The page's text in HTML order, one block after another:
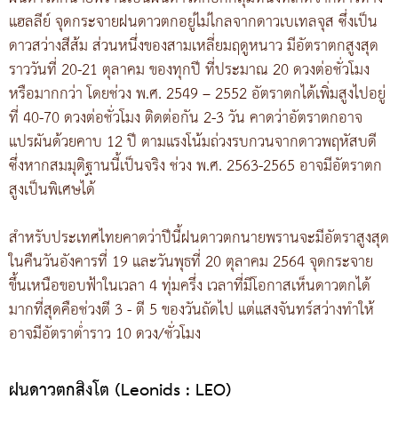
แฮลลีย์ จุดกระจายฝนดาวตกอยู่ไม่ไกลจากดาวเบเทลจุส ซึ่งเป็น
ดาวสว่างสีส้ม ส่วนหนึ่งของสามเหลี่ยมฤดูหนาว มีอัตราตกสูงสุด
ราววันที่ 20-21 ตุลาคม ของทุกปี ที่ประมาณ 20 ดวงต่อชั่วโมง
หรือมากกว่า โดยช่วง พ.ศ. 2549 – 2552 อัตราตกได้เพิ่มสูงไปอยู่
ที่ 40-70 ดวงต่อชั่วโมง ติดต่อกัน 2-3 วัน คาดว่าอัตราตกอาจ
แปรผันด้วยคาบ 12 ปี ตามแรงโน้มถ่วงรบกวนจากดาวพฤหัสบดี
ซึ่งหากสมมุติฐานนี้เป็นจริง ช่วง พ.ศ. 2563-2565 อาจมีอัตราตก
สูงเป็นพิเศษได้
สำหรับประเทศไทยคาดว่าปีนี้ฝนดาวตกนายพรานจะมีอัตราสูงสุด
ในคืนวันอังคารที่ 19 และวันพุธที่ 20 ตุลาคม 2564 จุดกระจาย
ขึ้นเหนือขอบฟ้าในเวลา 4 ทุ่มครึ่ง เวลาที่มีโอกาสเห็นดาวตกได้
มากที่สุดคือช่วงตี 3 - ตี 5 ของวันถัดไป แต่แสงจันทร์สว่างทำให้
อาจมีอัตราต่ำราว 10 ดวง/ชั่วโมง
ฝนดาวตกสิงโต (Leonids : LEO)